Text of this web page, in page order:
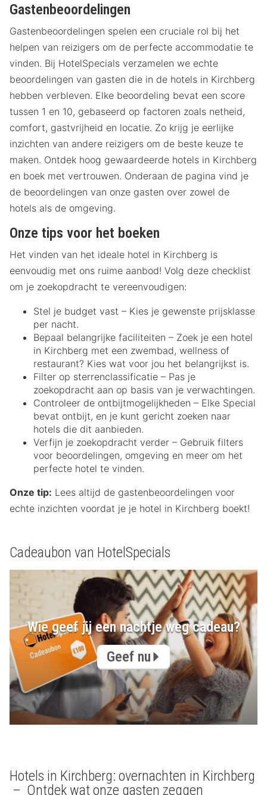
Gastenbeoordelingen
Gastenbeoordelingen spelen een cruciale rol bij het
helpen van reizigers om de perfecte accommodatie te
vinden. Bij HotelSpecials verzamelen we echte
beoordelingen van gasten die in de hotels in Kirchberg
hebben verbleven. Elke beoordeling bevat een score
tussen 1 en 10, gebaseerd op factoren zoals netheid,
comfort, gastvrijheid en locatie. Zo krijg je eerlijke
inzichten van andere reizigers om de beste keuze te
maken. Ontdek hoog gewaardeerde hotels in Kirchberg
en boek met vertrouwen. Onderaan de pagina vind je
de beoordelingen van onze gasten over zowel de
hotels als de omgeving.
Onze tips voor het boeken
Het vinden van het ideale hotel in Kirchberg is
eenvoudig met ons ruime aanbod! Volg deze checklist
om je zoekopdracht te vereenvoudigen:
Stel je budget vast – Kies je gewenste prijsklasse
per nacht.
Bepaal belangrijke faciliteiten – Zoek je een hotel
in Kirchberg met een zwembad, wellness of
restaurant? Kies wat voor jou het belangrijkst is.
Filter op sterrenclassificatie – Pas je
zoekopdracht aan op basis van je verwachtingen.
Controleer de ontbijtmogelijkheden – Elke Special
bevat ontbijt, en je kunt gericht zoeken naar
hotels die dit aanbieden.
Verfijn je zoekopdracht verder – Gebruik filters
voor beoordelingen, omgeving en meer om het
perfecte hotel te vinden.
Onze tip: Lees altijd de gastenbeoordelingen voor
echte inzichten voordat je je hotel in Kirchberg boekt!
Cadeaubon van HotelSpecials
Wie geef jij een nachtje weg cadeau?
Geef nu
Hotels in Kirchberg: overnachten in Kirchberg
– Ontdek wat onze gasten zeggen